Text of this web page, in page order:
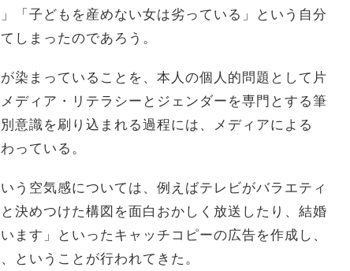
「子どもを産めない女は劣っている」という自分
しまったのであろう。
染まっていることを、本人の個人的問題として片
ディア・リテラシーとジェンダーを専門とする筆
意識を刷り込まれる過程には、メディアによる
っている。
う空気感については、例えばテレビがバラエティ
決めつけた構図を面白おかしく放送したり、結婚
ます」といったキャッチコピーの広告を作成し、
ということが行われてきた。